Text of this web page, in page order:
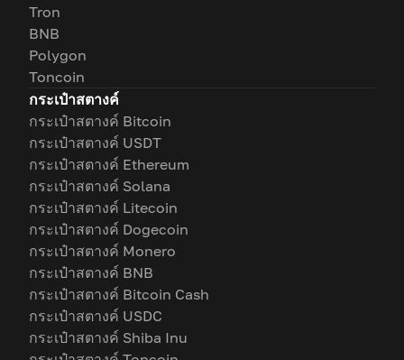
Tron
BNB
Polygon
Toncoin
กระเป๋าสตางค์
กระเป๋าสตางค์ Bitcoin
กระเป๋าสตางค์ USDT
กระเป๋าสตางค์ Ethereum
กระเป๋าสตางค์ Solana
กระเป๋าสตางค์ Litecoin
กระเป๋าสตางค์ Dogecoin
กระเป๋าสตางค์ Monero
กระเป๋าสตางค์ BNB
กระเป๋าสตางค์ Bitcoin Cash
กระเป๋าสตางค์ USDC
กระเป๋าสตางค์ Shiba Inu